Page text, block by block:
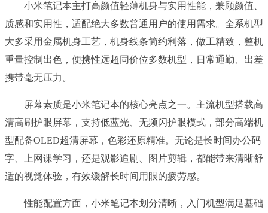
小米笔记本主打高颜值轻薄机身与实用性能，兼顾颜值、
质感和实用性，适配绝大多数普通用户的使用需求。全系机型
大多采用金属机身工艺，机身线条简约利落，做工精致，整机
重量控制出色，便携性远超同价位多数机型，日常通勤、出差
携带毫无压力。
屏幕素质是小米笔记本的核心亮点之一。主流机型搭载高
清高刷护眼屏幕，支持低蓝光、无频闪护眼模式，部分高端机
型配备OLED超清屏幕，色彩还原精准。无论是长时间办公码
字、上网课学习，还是观影追剧、图片剪辑，都能带来清晰舒
适的视觉体验，有效缓解长时间用眼的疲劳感。
性能配置方面，小米笔记本划分清晰，入门机型满足基础